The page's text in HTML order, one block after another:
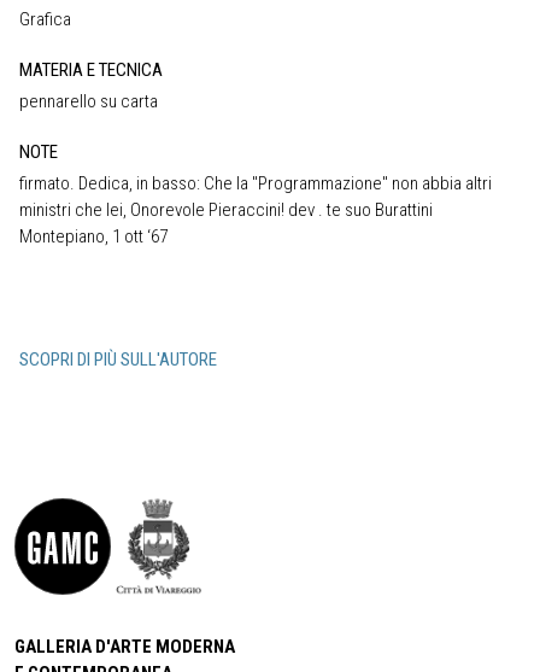
Grafica
MATERIA E TECNICA
pennarello su carta
NOTE
firmato. Dedica, in basso: Che la "Programmazione" non abbia altri
ministri che lei, Onorevole Pieraccini! dev . te suo Burattini
Montepiano, 1 ott ‘67
SCOPRI DI PIÙ SULL'AUTORE
GALLERIA D'ARTE MODERNA